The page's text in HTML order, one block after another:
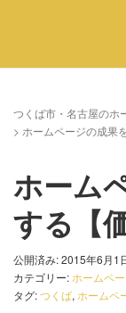
つくば市・名古屋のホ
> ホームページの成果
ホーム
する【
公開済み: 2015年6月1
カテゴリー: ホームペ
タグ:つくば, ホームペ